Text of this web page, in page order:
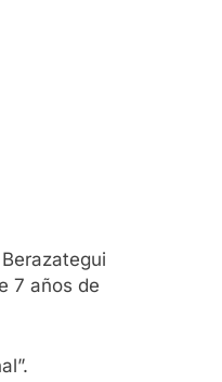
7 años de